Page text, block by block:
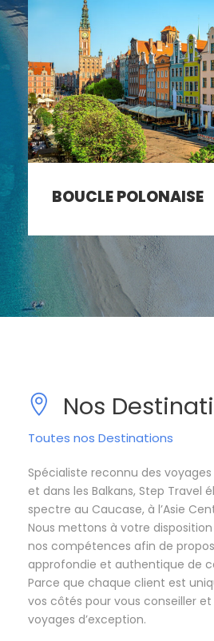
€1,430
GRAND
Nos
Toutes nos Destinations
Spécialiste reconnu des
et dans les Balkans, Step Travel
spectre au Caucase, à l’Asie
Nous mettons à votre
nos compétences afin de
approfondie et authentique de
Parce que chaque client est
vos côtés pour vous conseiller
voyages d’exception.